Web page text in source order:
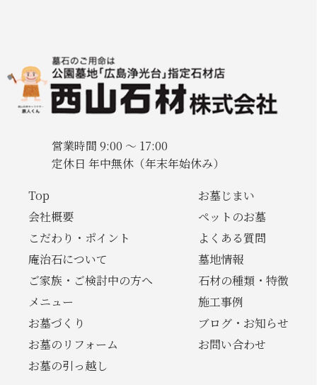
営業時間 9:00 〜 17:00
定休日 年中無休（年末年始休み）
Top
会社概要
こだわり・ポイント
庵治石について
ご家族・ご検討中の方へ
メニュー
お墓づくり
お墓のリフォーム
お墓の引っ越し
お墓じまい
ペットのお墓
よくある質問
墓地情報
石材の種類・特徴
施工事例
ブログ・お知らせ
お問い合わせ